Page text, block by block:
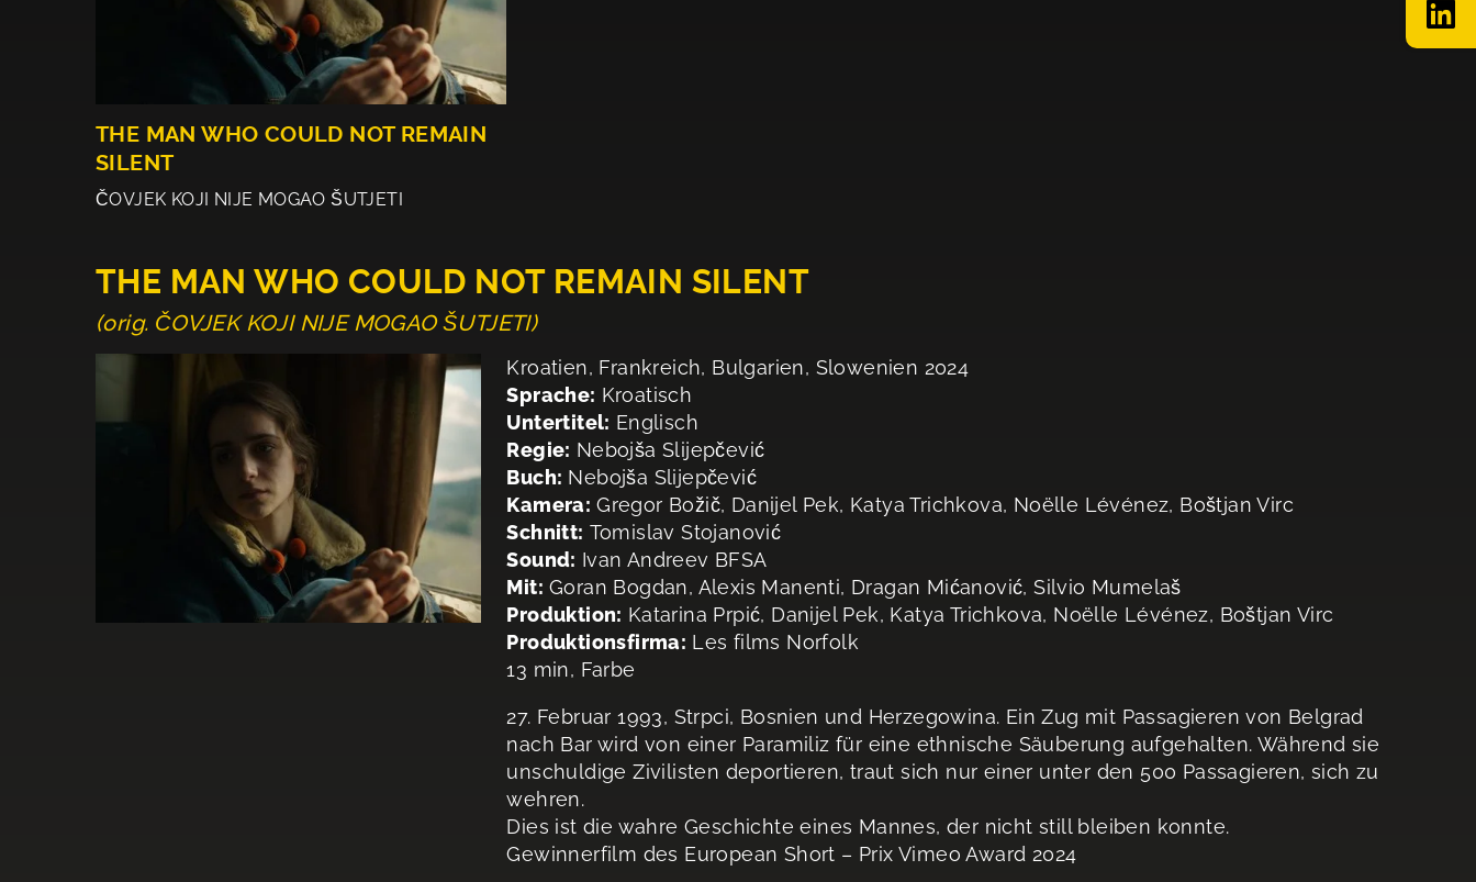
THE MAN WHO COULD NOT REMAIN
SILENT
ČOVJEK KOJI NIJE MOGAO ŠUTJETI
THE MAN WHO COULD NOT REMAIN SILENT
(orig. ČOVJEK KOJI NIJE MOGAO ŠUTJETI)
Kroatien, Frankreich, Bulgarien, Slowenien 2024
Sprache: Kroatisch
Untertitel: Englisch
Regie: Nebojša Slijepčević
Buch: Nebojša Slijepčević
Kamera: Gregor Božič, Danijel Pek, Katya Trichkova, Noëlle Lévénez, Boštjan Virc
Schnitt: Tomislav Stojanović
Sound: Ivan Andreev BFSA
Mit: Goran Bogdan, Alexis Manenti, Dragan Mićanović, Silvio Mumelaš
Produktion: Katarina Prpić, Danijel Pek, Katya Trichkova, Noëlle Lévénez, Boštjan Virc
Produktionsfirma: Les films Norfolk
13 min, Farbe
27. Februar 1993, Strpci, Bosnien und Herzegowina. Ein Zug mit Passagieren von Belgrad
nach Bar wird von einer Paramiliz für eine ethnische Säuberung aufgehalten. Während sie
unschuldige Zivilisten deportieren, traut sich nur einer unter den 500 Passagieren, sich zu
wehren.
Dies ist die wahre Geschichte eines Mannes, der nicht still bleiben konnte.
Gewinnerfilm des European Short – Prix Vimeo Award 2024